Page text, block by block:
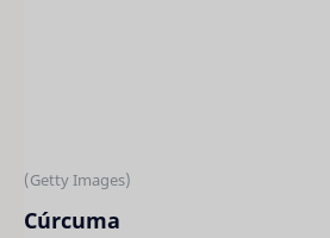
(Getty Images)
Cúrcuma